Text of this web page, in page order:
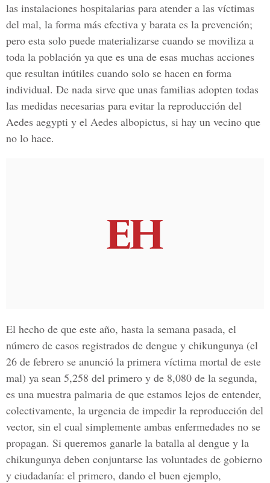
las instalaciones hospitalarias para atender a las víctimas
del mal, la forma más efectiva y barata es la prevención;
pero esta solo puede materializarse cuando se moviliza a
toda la población ya que es una de esas muchas acciones
que resultan inútiles cuando solo se hacen en forma
individual. De nada sirve que unas familias adopten todas
las medidas necesarias para evitar la reproducción del
Aedes aegypti y el Aedes albopictus, si hay un vecino que
no lo hace.
El hecho de que este año, hasta la semana pasada, el
número de casos registrados de dengue y chikungunya (el
26 de febrero se anunció la primera víctima mortal de este
mal) ya sean 5,258 del primero y de 8,080 de la segunda,
es una muestra palmaria de que estamos lejos de entender,
colectivamente, la urgencia de impedir la reproducción del
vector, sin el cual simplemente ambas enfermedades no se
propagan. Si queremos ganarle la batalla al dengue y la
chikungunya deben conjuntarse las voluntades de gobierno
y ciudadanía: el primero, dando el buen ejemplo,